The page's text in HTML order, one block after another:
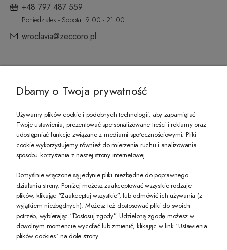
+48 797 487 559
Poniedziałek - Sobota: 9:00 - 21:00
wroclavia@zeccoro.pl
PREZENT DLA CIEBIE!
-10% na pierwsze zakupy na zeccoro.pl Gdy zapiszesz się do naszego
Twoje dane będą przetwarzane zgodnie z nasząpolityką prywatności
POKAŻ PEŁNĄ WERSJĘ STRONY
Dbamy o Twoja prywatność
Używamy plików cookie i podobnych technologii, aby zapamiętać
Twoje ustawienia, prezentować spersonalizowane treści i reklamy oraz
udostępniać funkcje związane z mediami społecznościowymi. Pliki
cookie wykorzystujemy również do mierzenia ruchu i analizowania
sposobu korzystania z naszej strony internetowej.
Domyślnie włączone są jedynie pliki niezbędne do poprawnego
działania strony. Poniżej możesz zaakceptować wszystkie rodzaje
plików, klikając “Zaakceptuj wszystkie”, lub odmówić ich używania (z
wyjątkiem niezbędnych). Możesz też dostosować pliki do swoich
potrzeb, wybierając “Dostosuj zgody”. Udzieloną zgodę możesz w
dowolnym momencie wycofać lub zmienić, klikając w link “Ustawienia
plików cookies” na dole strony.